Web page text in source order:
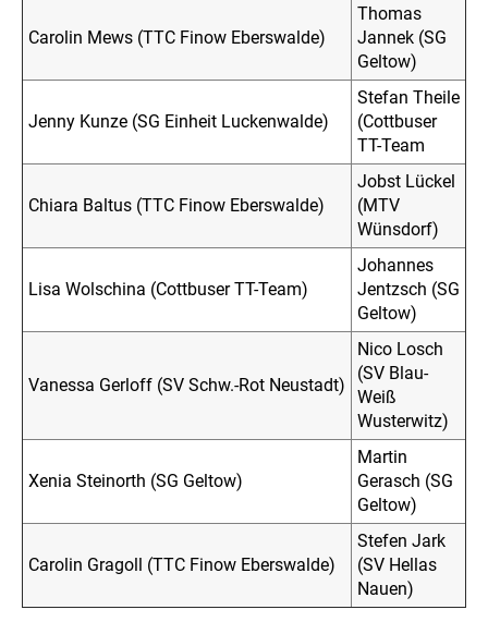
Carolin Mews (TTC Finow Eberswalde)
Thomas
Jannek (SG
Geltow)
Jenny Kunze (SG Einheit Luckenwalde)
Stefan Theile
(Cottbuser
TT-Team
Chiara Baltus (TTC Finow Eberswalde)
Jobst Lückel
(MTV
Wünsdorf)
Lisa Wolschina (Cottbuser TT-Team)
Johannes
Jentzsch (SG
Geltow)
Vanessa Gerloff (SV Schw.-Rot Neustadt)
Nico Losch
(SV Blau-
Weiß
Wusterwitz)
Xenia Steinorth (SG Geltow)
Martin
Gerasch (SG
Geltow)
Carolin Gragoll (TTC Finow Eberswalde)
Stefen Jark
(SV Hellas
Nauen)